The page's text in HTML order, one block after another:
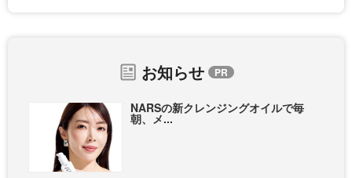
お知らせ
NARSの新クレンジングオイルで毎
朝、メ...